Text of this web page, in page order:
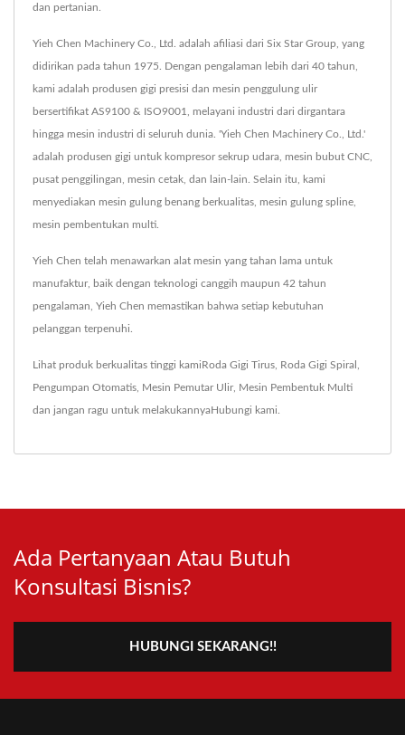
dan pertanian.
Yieh Chen Machinery Co., Ltd. adalah afiliasi dari Six Star Group, yang
didirikan pada tahun 1975. Dengan pengalaman lebih dari 40 tahun,
kami adalah produsen gigi presisi dan mesin penggulung ulir
bersertifikat AS9100 & ISO9001, melayani industri dari dirgantara
hingga mesin industri di seluruh dunia. 'Yieh Chen Machinery Co., Ltd.'
adalah produsen gigi untuk kompresor sekrup udara, mesin bubut CNC,
pusat penggilingan, mesin cetak, dan lain-lain. Selain itu, kami
menyediakan mesin gulung benang berkualitas, mesin gulung spline,
mesin pembentukan multi.
Yieh Chen telah menawarkan alat mesin yang tahan lama untuk
manufaktur, baik dengan teknologi canggih maupun 42 tahun
pengalaman, Yieh Chen memastikan bahwa setiap kebutuhan
pelanggan terpenuhi.
Lihat produk berkualitas tinggi kamiRoda Gigi Tirus Roda Gigi Spiral
Pengumpan Otomatis Mesin Pemutar Ulir, Mesin Pembentuk Multi
dan jangan ragu untuk melakukannyaHubungi kami
Ada Pertanyaan Atau Butuh
Konsultasi Bisnis?
HUBUNGI SEKARANG!!